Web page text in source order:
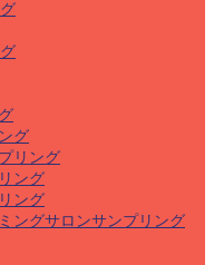
グ
リング
ング
ング
ングサロンサンプリング